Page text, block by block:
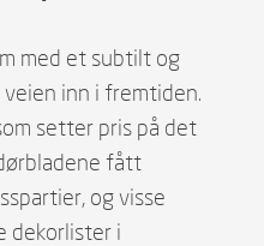
med et subtilt og
inn i fremtiden.
setter pris på det
fått
og visse
dekorlister i